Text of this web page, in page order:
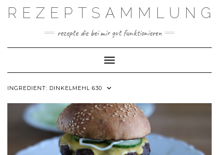
REZEPTSAMMLUNG
rezepte die bei mir gut funktionieren
Toggle Navigation
INGREDIENT: DINKELMEHL 630